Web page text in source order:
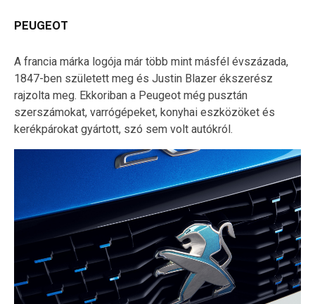
PEUGEOT
A francia márka logója már több mint másfél évszázada,
1847-ben született meg és Justin Blazer ékszerész
rajzolta meg. Ekkoriban a Peugeot még pusztán
szerszámokat, varrógépeket, konyhai eszközöket és
kerékpárokat gyártott, szó sem volt autókról.